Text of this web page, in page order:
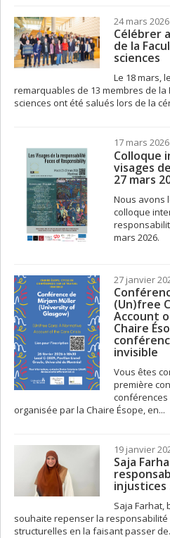
24 mars 2026
Célébrer
de la
sciences
Le 18 mars,
remarquables de 13 membres de la
sciences ont été salués lors de la
17 mars 2026
Colloque
visages
27 mars
Nous avons
colloque
mars 2026.
27 janvier
(Un)free
Account
Chaire
invisible
Vous êtes
première
organisée par la Chaire Ésope, en...
19 janvier
Saja
Saja Farhat,
souhaite repenser la
structurelles en la faisant passer